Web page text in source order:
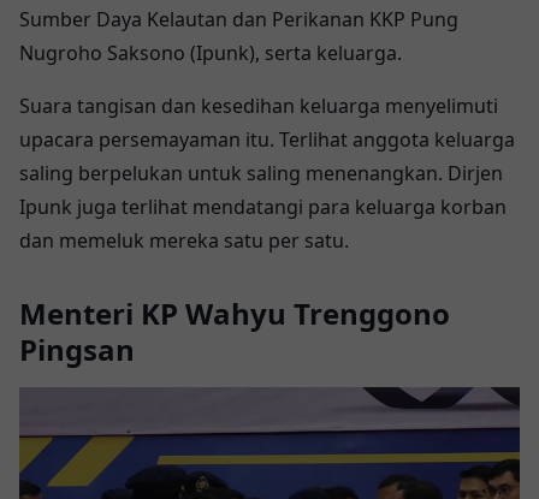
Sumber Daya Kelautan dan Perikanan KKP Pung
Nugroho Saksono (Ipunk), serta keluarga.
Suara tangisan dan kesedihan keluarga menyelimuti
upacara persemayaman itu. Terlihat anggota keluarga
saling berpelukan untuk saling menenangkan. Dirjen
Ipunk juga terlihat mendatangi para keluarga korban
dan memeluk mereka satu per satu.
Menteri KP Wahyu Trenggono
Pingsan